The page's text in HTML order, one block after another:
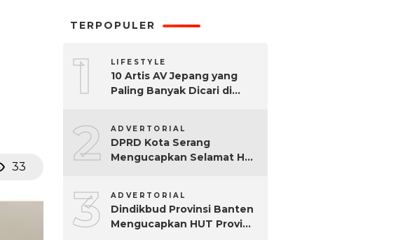
33
TERPOPULER
1 LIFESTYLE
10 Artis AV Jepang yang
Paling Banyak Dicari di
2 ADVERTORIAL
DPRD Kota Serang
Mengucapkan Selamat Hari
3 ADVERTORIAL
Dindikbud Provinsi Banten
Mengucapkan HUT Provinsi